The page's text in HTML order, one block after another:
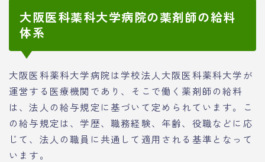
大阪医科薬科大学病院の薬剤師の給料
体系
大阪医科薬科大学病院は学校法人大阪医科薬科大学が
運営する医療機関であり、そこで働く薬剤師の給料
は、法人の給与規定に基づいて定められています。こ
の給与規定は、学歴、職務経験、年齢、役職などに応
じて、法人の職員に共通して適用される基準となって
います。